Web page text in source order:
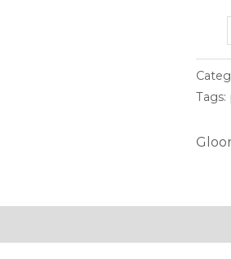
i
3644-
Tags:
Gloor